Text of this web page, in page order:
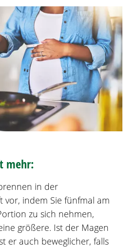
mehr:
in der
vor, indem Sie fünfmal am
zu sich nehmen,
größere. Ist der Magen
er auch beweglicher, falls